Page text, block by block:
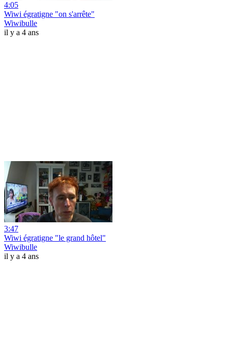
4:05
Wiwi égratigne "on s'arrête"
Wiwibulle
il y a 4 ans
3:47
Wiwi égratigne "le grand hôtel"
Wiwibulle
il y a 4 ans